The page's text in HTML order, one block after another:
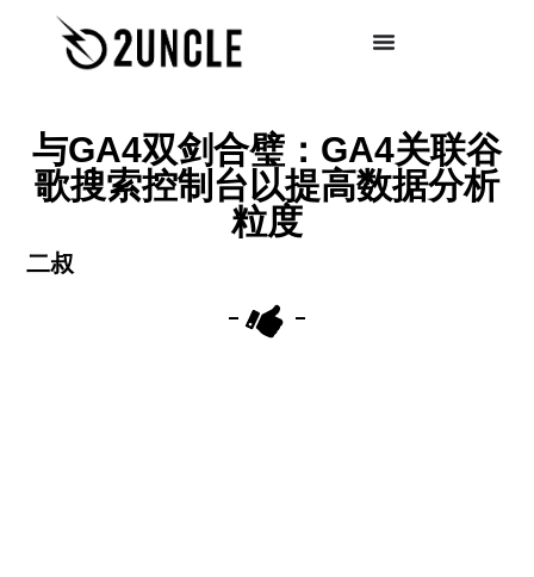
与GA4双剑合璧：GA4关联谷
歌搜索控制台以提高数据分析
粒度
二叔